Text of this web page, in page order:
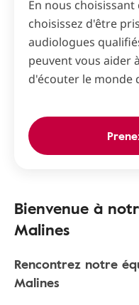
En nous
choisissez d'être
audiologues
peuvent vous aider
d'écouter le monde
Bienvenue à
Malines
Rencontrez notre
Malines